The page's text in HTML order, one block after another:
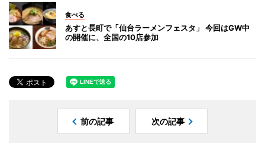
食べる
あすと長町で「仙台ラーメンフェスタ」 今回はGW中
の開催に、全国の10店参加
前の記事 次の記事